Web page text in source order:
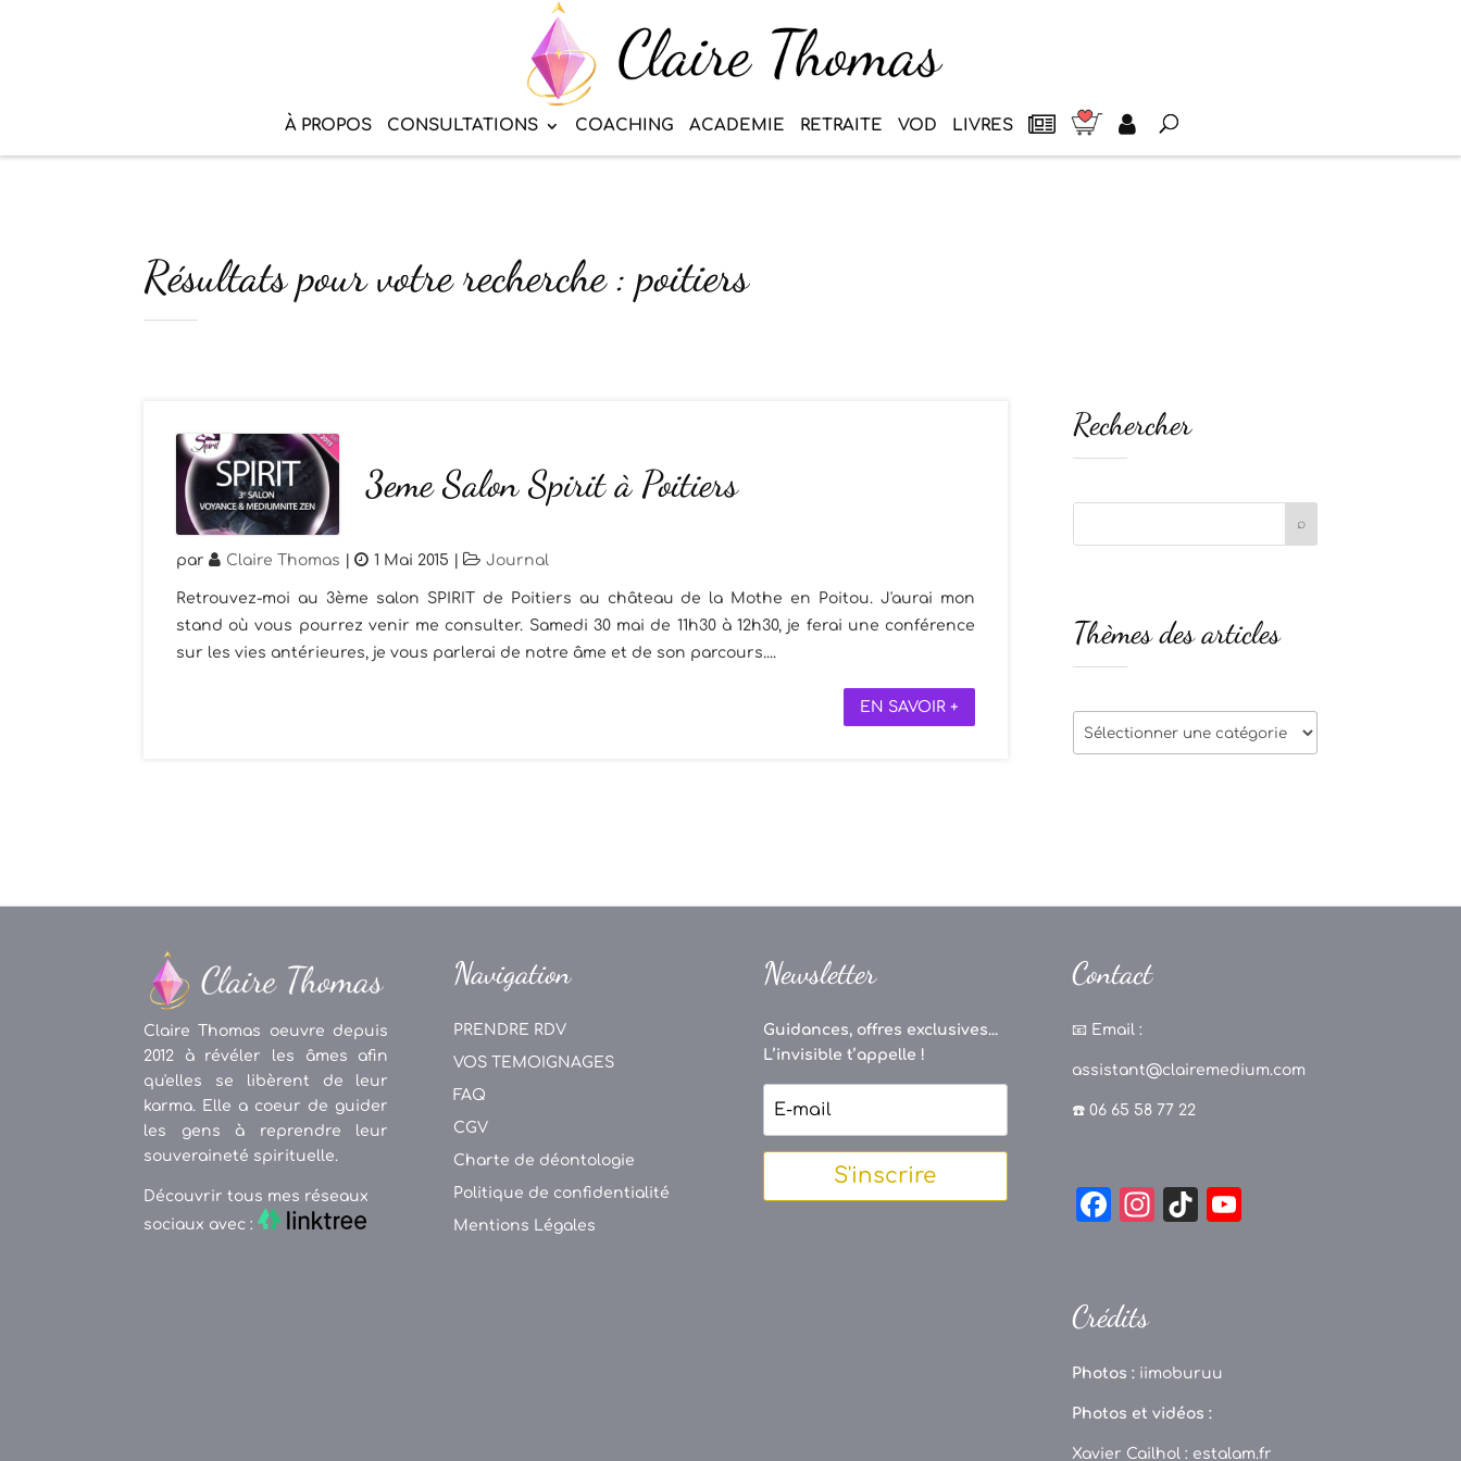
À PROPOS CONSULTATIONS COACHING ACADEMIE RETRAITE VOD LIVRES
Résultats pour votre recherche : poitiers
3eme Salon Spirit à Poitiers
par Claire Thomas 1 Mai 2015 Journal
Retrouvez-moi au 3ème salon SPIRIT de Poitiers au château de la Mothe en Poitou. J'aurai mon
stand où vous pourrez venir me consulter. Samedi 30 mai de 11h30 à 12h30, je ferai une conférence
sur les vies antérieures, je vous parlerai de notre âme et de son parcours....
EN SAVOIR +
Rechercher
Thèmes des articles
Thèmes
des
Claire Thomas oeuvre depuis
2012 à révéler les âmes afin
qu'elles se libèrent de leur
karma. Elle a coeur de guider
les gens à reprendre leur
souveraineté spirituelle.
Découvrir tous mes réseaux
sociaux avec :
Navigation
PRENDRE RDV
VOS TEMOIGNAGES
FAQ
CGV
Charte de déontologie
Politique de confidentialité
Mentions Légales
Newsletter
Guidances, offres exclusives...
L’invisible t’appelle !
S'inscrire
Contact
📧 Email :
assistant@clairemedium.com
☎️ 06 65 58 77 22
F
e
o
o
k
In
a
m
Ti
C
Crédits
Photos : iimoburuu
Photos et vidéos :
Xavier Cailhol : estalam.fr